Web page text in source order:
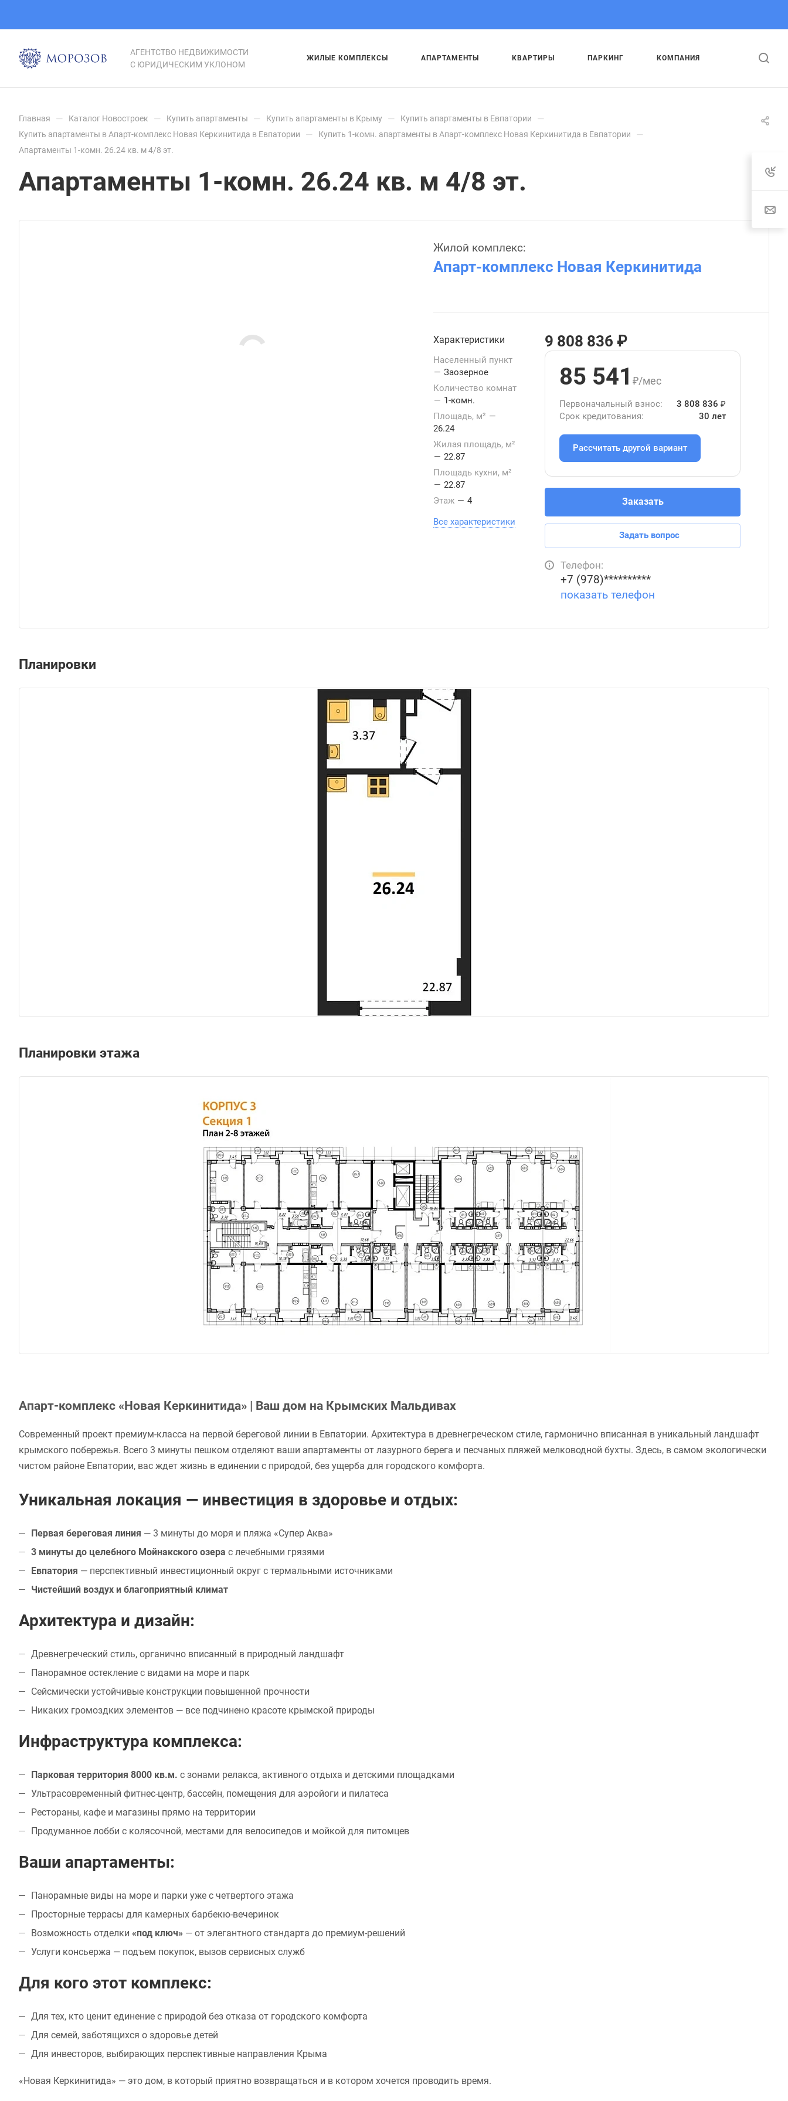
АГЕНТСТВО НЕДВИЖИМОСТИ
С ЮРИДИЧЕСКИМ УКЛОНОМ
ЖИЛЫЕ КОМПЛЕКСЫ АПАРТАМЕНТЫ КВАРТИРЫ ПАРКИНГ КОМПАНИЯ
Главная — Каталог Новостроек — Купить апартаменты — Купить апартаменты в Крыму — Купить апартаменты в Евпатории —
Купить апартаменты в Апарт-комплекс Новая Керкинитида в Евпатории — Купить 1-комн. апартаменты в Апарт-комплекс Новая Керкинитида в Евпатории —
Апартаменты 1-комн. 26.24 кв. м 4/8 эт.
Апартаменты 1-комн. 26.24 кв. м 4/8 эт.
Жилой комплекс:
Апарт-комплекс Новая Керкинитида
Характеристики
Населенный пункт
— Заозерное
Количество комнат
— 1-комн.
Площадь, м² —
26.24
Жилая площадь, м²
— 22.87
Площадь кухни, м²
— 22.87
Этаж — 4
Все характеристики
9 808 836 ₽
85 541 ₽/мес
Первоначальный взнос:
3 808 836 ₽
Срок кредитования:
30 лет
Рассчитать другой вариант
Заказать
Задать вопрос
Телефон:
+7 (978)**********
показать телефон
Планировки
Планировки этажа
Апарт-комплекс «Новая Керкинитида» | Ваш дом на Крымских Мальдивах
Современный проект премиум-класса на первой береговой линии в Евпатории. Архитектура в древнегреческом стиле, гармонично вписанная в уникальный ландшафт
крымского побережья. Всего 3 минуты пешком отделяют ваши апартаменты от лазурного берега и песчаных пляжей мелководной бухты. Здесь, в самом экологически
чистом районе Евпатории, вас ждет жизнь в единении с природой, без ущерба для городского комфорта.
Уникальная локация — инвестиция в здоровье и отдых:
Первая береговая линия — 3 минуты до моря и пляжа «Супер Аква»
3 минуты до целебного Мойнакского озера с лечебными грязями
Евпатория — перспективный инвестиционный округ с термальными источниками
Чистейший воздух и благоприятный климат
Архитектура и дизайн:
Древнегреческий стиль, органично вписанный в природный ландшафт
Панорамное остекление с видами на море и парк
Сейсмически устойчивые конструкции повышенной прочности
Никаких громоздких элементов — все подчинено красоте крымской природы
Инфраструктура комплекса:
Парковая территория 8000 кв.м. с зонами релакса, активного отдыха и детскими площадками
Ультрасовременный фитнес-центр, бассейн, помещения для аэройоги и пилатеса
Рестораны, кафе и магазины прямо на территории
Продуманное лобби с колясочной, местами для велосипедов и мойкой для питомцев
Ваши апартаменты:
Панорамные виды на море и парки уже с четвертого этажа
Просторные террасы для камерных барбекю-вечеринок
Возможность отделки «под ключ» — от элегантного стандарта до премиум-решений
Услуги консьержа — подъем покупок, вызов сервисных служб
Для кого этот комплекс:
Для тех, кто ценит единение с природой без отказа от городского комфорта
Для семей, заботящихся о здоровье детей
Для инвесторов, выбирающих перспективные направления Крыма
«Новая Керкинитида» — это дом, в который приятно возвращаться и в котором хочется проводить время.